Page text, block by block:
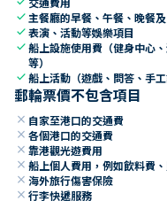
check 主餐廳的早餐、午餐、晚餐
check表演、活動等娛樂項目
check船上設施使用費（健身中心
等）
check船上活動（遊戲、問答、手工
郵輪票價不包含項目
close 自家至港口的交通費
close 各個港口的交通費
close 靠港觀光遊費用
close 船上個人費用，例如飲料費
close 海外旅行傷害保險
close 行李快遞服務